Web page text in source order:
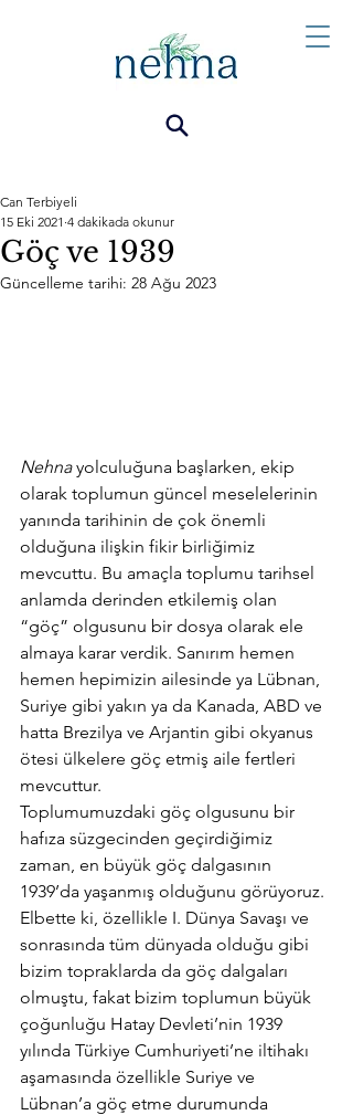
Göç ve 1939
Can Terbiyeli
15 Eki 2021 4 dakikada okunur
Güncelleme tarihi: 28 Ağu 2023
Nehna yolculuğuna başlarken, ekip
olarak toplumun güncel meselelerinin
yanında tarihinin de çok önemli
olduğuna ilişkin fikir birliğimiz
mevcuttu. Bu amaçla toplumu tarihsel
anlamda derinden etkilemiş olan
“göç” olgusunu bir dosya olarak ele
almaya karar verdik. Sanırım hemen
hemen hepimizin ailesinde ya Lübnan,
Suriye gibi yakın ya da Kanada, ABD ve
hatta Brezilya ve Arjantin gibi okyanus
ötesi ülkelere göç etmiş aile fertleri
mevcuttur.
Toplumumuzdaki göç olgusunu bir
hafıza süzgecinden geçirdiğimiz
zaman, en büyük göç dalgasının
1939’da yaşanmış olduğunu görüyoruz.
Elbette ki, özellikle I. Dünya Savaşı ve
sonrasında tüm dünyada olduğu gibi
bizim topraklarda da göç dalgaları
olmuştu, fakat bizim toplumun büyük
çoğunluğu Hatay Devleti’nin 1939
yılında Türkiye Cumhuriyeti’ne iltihakı
aşamasında özellikle Suriye ve
Lübnan’a göç etme durumunda